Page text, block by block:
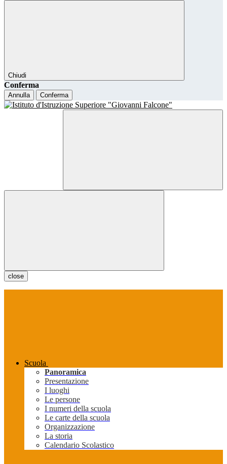
Chiudi
Conferma
Annulla Conferma
close
Scuola
Panoramica
Presentazione
I luoghi
Le persone
I numeri della scuola
Le carte della scuola
Organizzazione
La storia
Calendario Scolastico